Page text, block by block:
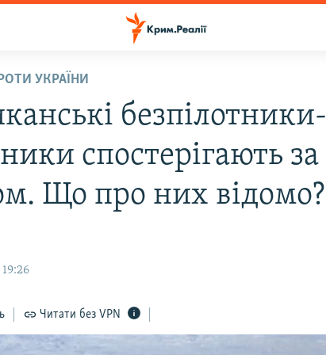
УКРАЇНИ
безпілотники-
спостерігають за
Що про них відомо?
Читати без VPN